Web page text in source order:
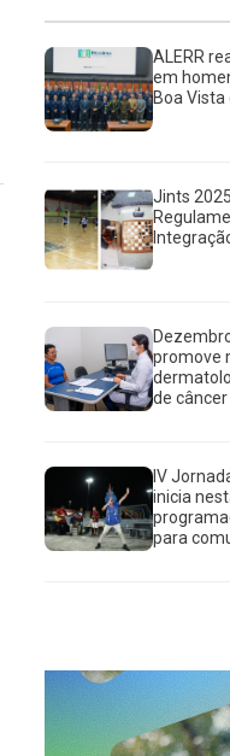
ALERR
em
Boa
Jints
promove
de
IV
inicia
para